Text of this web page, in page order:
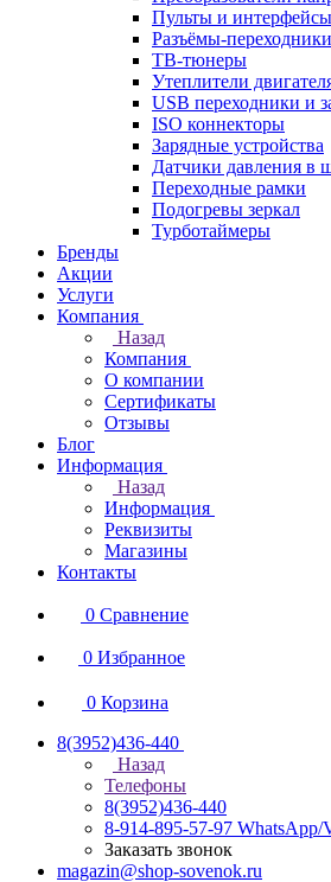
Пульты и интерфейсы
Разъёмы-
ТВ-тюнеры
Утеплители
USB переходники и
ISO коннекторы
Зарядные устройства
Датчики давления в
Переходные рамки
Подогревы зеркал
Турботаймеры
Бренды
Акции
Услуги
Компания
Назад
Компания
О компании
Сертификаты
Отзывы
Блог
Информация
Назад
Информация
Реквизиты
Магазины
Контакты
0 Сравнение
0 Избранное
0 Корзина
8(3952)436-440
Назад
Телефоны
8(3952)436-440
8-914-895-57-97 WhatsApp/
Заказать звонок
magazin@shop-sovenok.ru